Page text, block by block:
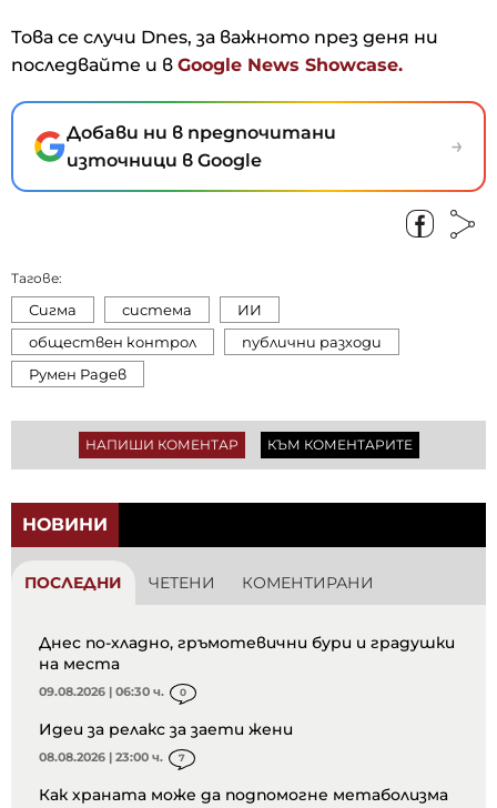
Това се случи Dnes, за важното през деня ни
последвайте и в Google News Showcase.
Добави ни в предпочитани
източници в Google
→
Тагове:
Сигма система
ИИ
обществен контрол
публични разходи
Румен Радев
НАПИШИ КОМЕНТАР КЪМ КОМЕНТАРИТЕ
НОВИНИ
ПОСЛЕДНИ ЧЕТЕНИ КОМЕНТИРАНИ
Днес по-хладно, гръмотевични бури и градушки
на места
09.08.2026 | 06:30 ч. 0
Идеи за релакс за заети жени
08.08.2026 | 23:00 ч. 7
Как храната може да подпомогне метаболизма